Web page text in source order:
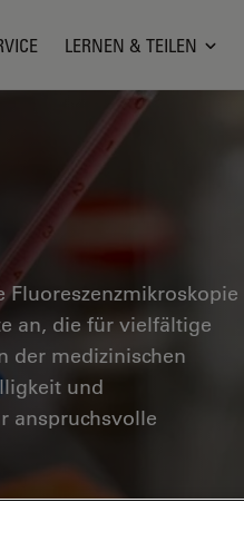
LERNEN & TEILEN
Fluoreszenzmikroskopie
an, die für vielfältige
der medizinischen
und
anspruchsvolle